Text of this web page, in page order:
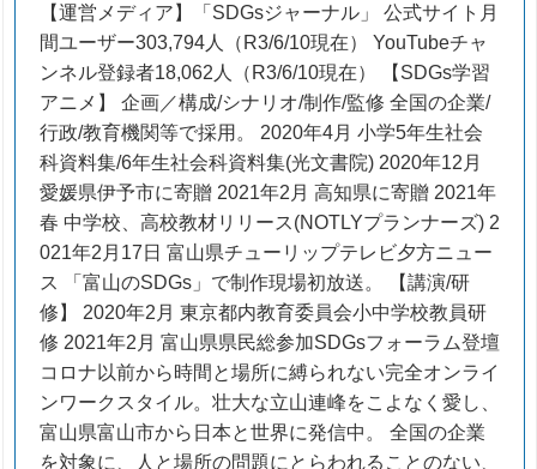
【運営メディア】「SDGsジャーナル」 公式サイト月
間ユーザー303,794人（R3/6/10現在） YouTubeチャ
ンネル登録者18,062人（R3/6/10現在） 【SDGs学習
アニメ】 企画／構成/シナリオ/制作/監修 全国の企業/
行政/教育機関等で採用。 2020年4月 小学5年生社会
科資料集/6年生社会科資料集(光文書院) 2020年12月
愛媛県伊予市に寄贈 2021年2月 高知県に寄贈 2021年
春 中学校、高校教材リリース(NOTLYプランナーズ) 2
021年2月17日 富山県チューリップテレビ夕方ニュー
ス 「富山のSDGs」で制作現場初放送。 【講演/研
修】 2020年2月 東京都内教育委員会小中学校教員研
修 2021年2月 富山県県民総参加SDGsフォーラム登壇
コロナ以前から時間と場所に縛られない完全オンライ
ンワークスタイル。壮大な立山連峰をこよなく愛し、
富山県富山市から日本と世界に発信中。 全国の企業
を対象に、人と場所の問題にとらわれることのない、